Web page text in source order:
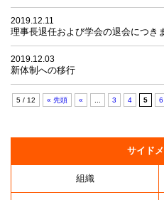
サイド
組織
2019.12.11
理事長退任および学会の退会につき
2019.12.03
新体制への移行
5 / 12 « 先頭 « ... 3 4 5 6